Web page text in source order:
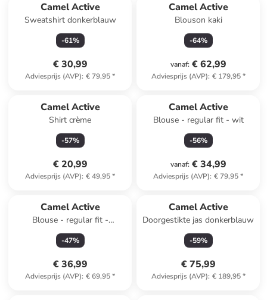
Camel Active
Sweatshirt donkerblauw
-61%
€ 30,99
Adviesprijs (AVP): € 79,95*
Camel Active
Blouson kaki
-64%
vanaf: € 62,99
Adviesprijs (AVP): € 179,95*
Camel Active
Shirt crème
-57%
€ 20,99
Adviesprijs (AVP): € 49,95*
Camel Active
Blouse - regular fit - wit
-56%
vanaf: € 34,99
Adviesprijs (AVP): € 79,95*
Camel Active
Blouse - regular fit -
donkerblauw
-47%
€ 36,99
Adviesprijs (AVP): € 69,95*
Camel Active
Doorgestikte jas donkerblauw
-59%
€ 75,99
Adviesprijs (AVP): € 189,95*